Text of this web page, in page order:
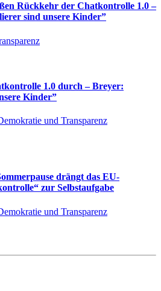
Rückkehr der Chatkontrolle 1.0 –
sind unsere Kinder”
1.0 durch – Breyer:
Kinder”
und Transparenz
drängt das EU-
zur Selbstaufgabe
und Transparenz